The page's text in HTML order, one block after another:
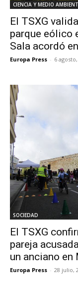
CIENCIA Y MEDIO
El TSXG
parque eólico
Sala acordó
Europa Press - 6
SOCIEDAD
El TSXG
pareja
un anciano
Europa Press - 28 julio,